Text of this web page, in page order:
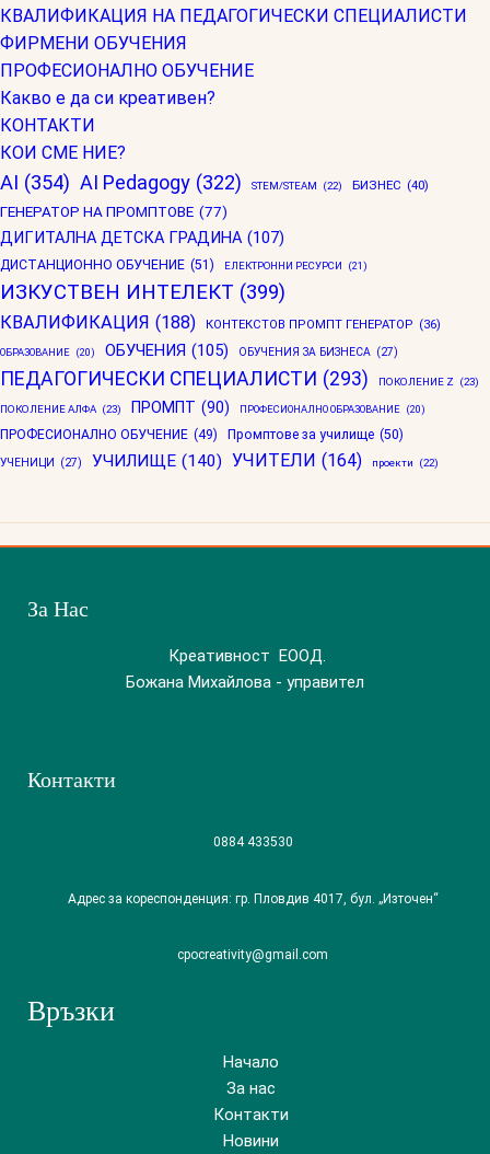
КВАЛИФИКАЦИЯ НА ПЕДАГОГИЧЕСКИ СПЕЦИАЛИСТИ
ФИРМЕНИ ОБУЧЕНИЯ
ПРОФЕСИОНАЛНО ОБУЧЕНИЕ
Какво е да си креативен?
КОНТАКТИ
КОИ СМЕ НИЕ?
AI (354) AI Pedagogy (322) STEM/STEAM (22) БИЗНЕС (40)
ГЕНЕРАТОР НА ПРОМПТОВЕ (77)
ДИГИТАЛНА ДЕТСКА ГРАДИНА (107)
ДИСТАНЦИОННО ОБУЧЕНИЕ (51) ЕЛЕКТРОННИ РЕСУРСИ (21)
ИЗКУСТВЕН ИНТЕЛЕКТ (399)
КВАЛИФИКАЦИЯ (188) КОНТЕКСТОВ ПРОМПТ ГЕНЕРАТОР (36)
ОБРАЗОВАНИЕ (20) ОБУЧЕНИЯ (105) ОБУЧЕНИЯ ЗА БИЗНЕСА (27)
ПЕДАГОГИЧЕСКИ СПЕЦИАЛИСТИ (293) ПОКОЛЕНИЕ Z (23)
ПОКОЛЕНИЕ АЛФА (23) ПРОМПТ (90) ПРОФЕСИОНАЛНО ОБРАЗОВАНИЕ (20)
ПРОФЕСИОНАЛНО ОБУЧЕНИЕ (49) Промптове за училище (50)
УЧЕНИЦИ (27) УЧИЛИЩЕ (140) УЧИТЕЛИ (164) проекти (22)
За Нас
Креативност ЕООД.
Божана Михайлова - управител
Контакти
0884 433530
Адрес за кореспонденция: гр. Пловдив 4017, бул. „Източен“
cpocreativity@gmail.com
Връзки
Начало
За нас
Контакти
Новини